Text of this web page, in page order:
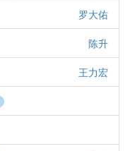
罗大佑
陈升
王力宏